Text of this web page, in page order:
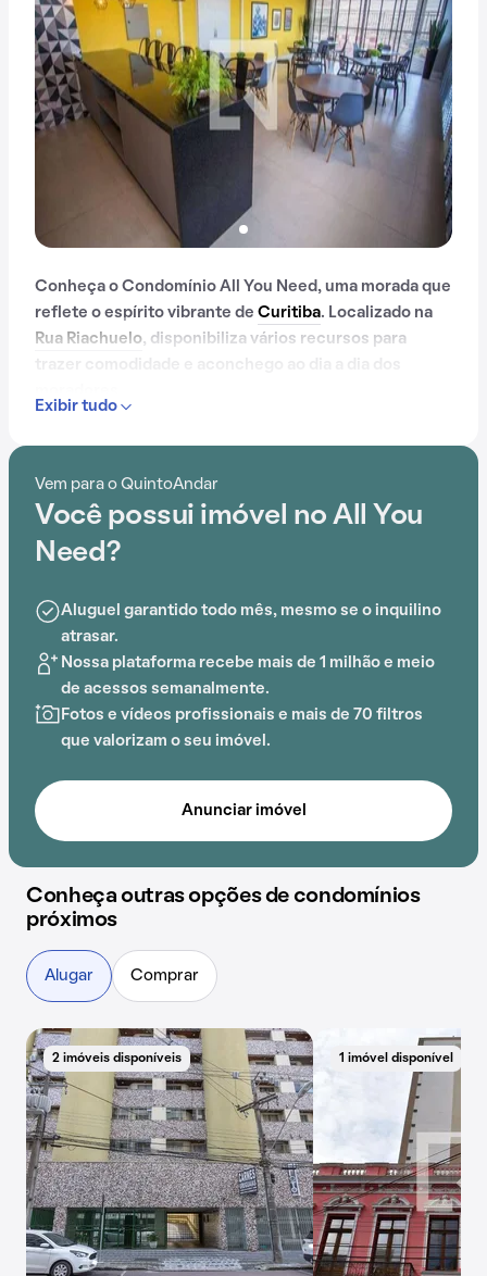
Conheça o Condomínio All You Need, uma morada que
reflete o espírito vibrante de Curitiba. Localizado na
Rua Riachuelo, disponibiliza vários recursos para
Contando com portaria 24 horas, elevador, academia,
gourmet na área comum, o Condomínio All You Need é
preparado para atender às necessidades dos
moradores que buscam lazer e conforto em um só
A proximidade com Faculdade Teológica da
Assembléia de Deus (FATADC), Faculdade de
Tecnología CETE, Faculdades Integradas Camões
(FICA), Passeio Público, Elegance Escola de
Cabeleireiros e Curso Acesso acrescenta praticidade
Exibir tudo
Vem para o QuintoAndar
Você possui imóvel no All You
Need?
Aluguel garantido todo mês, mesmo se o inquilino
atrasar.
Nossa plataforma recebe mais de 1 milhão e meio
de acessos semanalmente.
Fotos e vídeos profissionais e mais de 70 filtros
que valorizam o seu imóvel.
Anunciar imóvel
Conheça outras opções de condomínios
próximos
Alugar Comprar
2 imóveis disponíveis 1 imóvel disponível